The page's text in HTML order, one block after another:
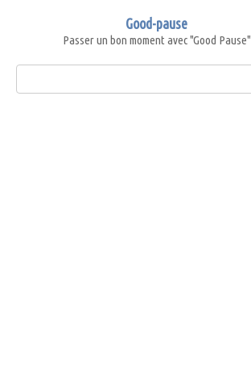
Good-pause
Passer un bon moment avec "Good Pause"
Search: